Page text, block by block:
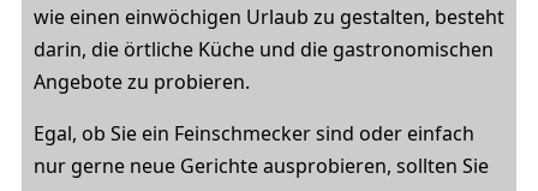
wie einen einwöchigen Urlaub zu gestalten, besteht
darin, die örtliche Küche und die gastronomischen
Angebote zu probieren.
Egal, ob Sie ein Feinschmecker sind oder einfach
nur gerne neue Gerichte ausprobieren, sollten Sie